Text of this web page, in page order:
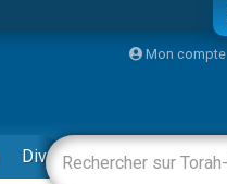
Mon compte
Divertissements Livres